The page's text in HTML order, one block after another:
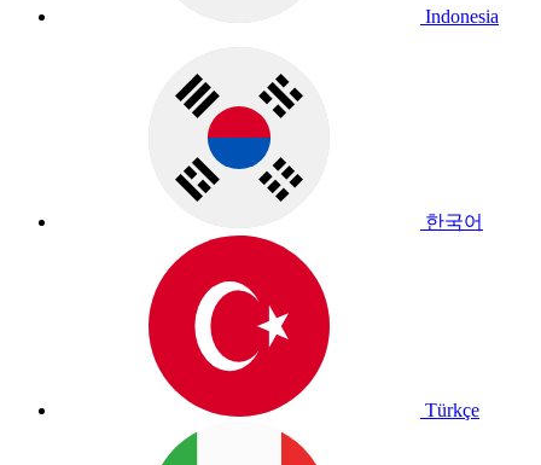
Indonesia
한국어
Türkçe